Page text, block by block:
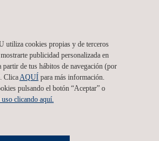
utiliza cookies propias y de terceros
publicidad personalizada en
partir de tus hábitos de navegación (por
Clica AQUÍpara más información.
pulsando el botón “Aceptar” o
clicando aquí.